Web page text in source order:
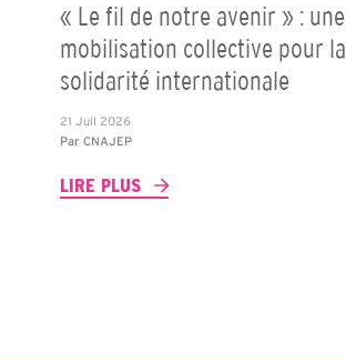
« Le fil de notre avenir » : une
mobilisation collective pour la
solidarité internationale
21 Juil 2026
Par CNAJEP
LIRE PLUS